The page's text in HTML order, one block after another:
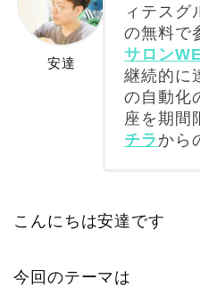
安達
ィテスグ
の無料で
サロン
継続的に
の自動化
座を期間
チラ から
こんにちは安達です
今回のテーマは